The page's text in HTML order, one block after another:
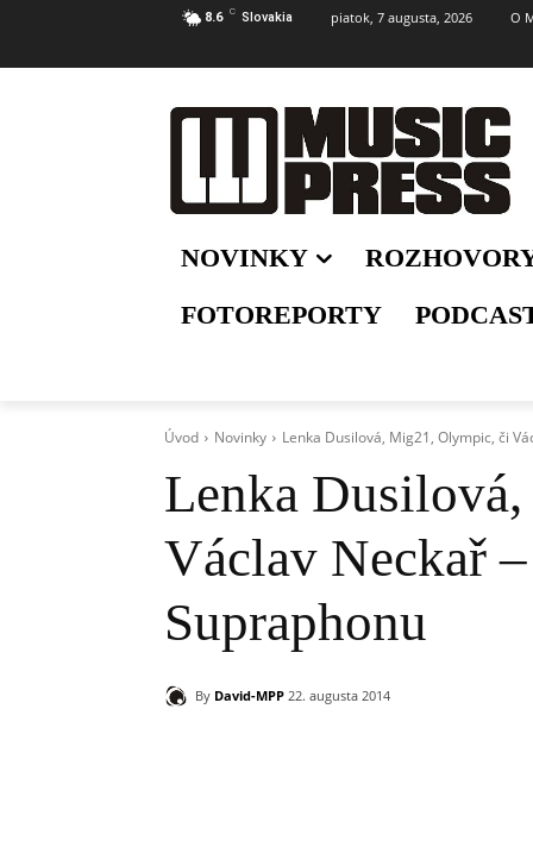
8.6 C Slovakia piatok, 7 augusta, 2026 O
NOVINKY
FOTOREPORTY
Úvod Novinky Lenka Dusilová, Mig21, Olympic, či
Lenka
Václav Neckař
Supraphonu
By David-MPP 22. augusta 2014